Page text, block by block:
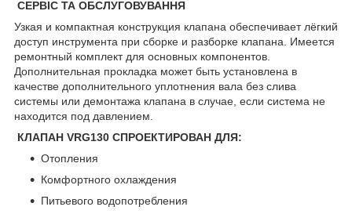
СЕРВІС ТА ОБСЛУГОВУВАННЯ
Узкая и компактная конструкция клапана обеспечивает лёгкий
доступ инструмента при сборке и разборке клапана. Имеется
ремонтный комплект для основных компонентов.
Дополнительная прокладка может быть установлена в
качестве дополнительного уплотнения вала без слива
системы или демонтажа клапана в случае, если система не
находится под давлением.
КЛАПАН VRG130 СПРОЕКТИРОВАН ДЛЯ:
Отопления
Комфортного охлаждения
Питьевого водопотребления